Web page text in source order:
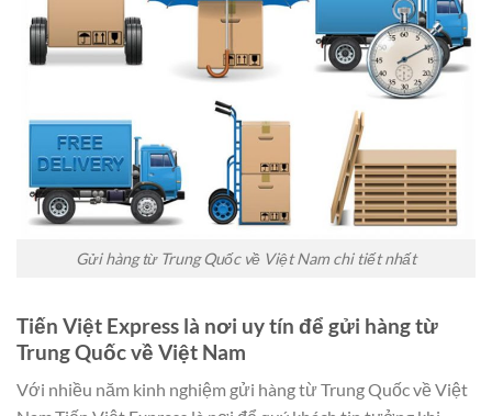
Gửi hàng từ Trung Quốc về Việt Nam chi tiết nhất
Tiến Việt Express là nơi uy tín để gửi hàng từ
Trung Quốc về Việt Nam
Với nhiều năm kinh nghiệm gửi hàng từ Trung Quốc về Việt